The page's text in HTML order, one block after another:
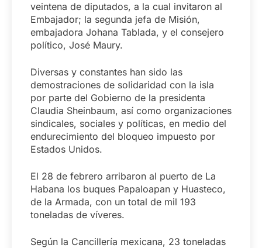
veintena de diputados, a la cual invitaron al
Embajador; la segunda jefa de Misión,
embajadora Johana Tablada, y el consejero
político, José Maury.
Diversas y constantes han sido las
demostraciones de solidaridad con la isla
por parte del Gobierno de la presidenta
Claudia Sheinbaum, así como organizaciones
sindicales, sociales y políticas, en medio del
endurecimiento del bloqueo impuesto por
Estados Unidos.
El 28 de febrero arribaron al puerto de La
Habana los buques Papaloapan y Huasteco,
de la Armada, con un total de mil 193
toneladas de víveres.
Según la Cancillería mexicana, 23 toneladas